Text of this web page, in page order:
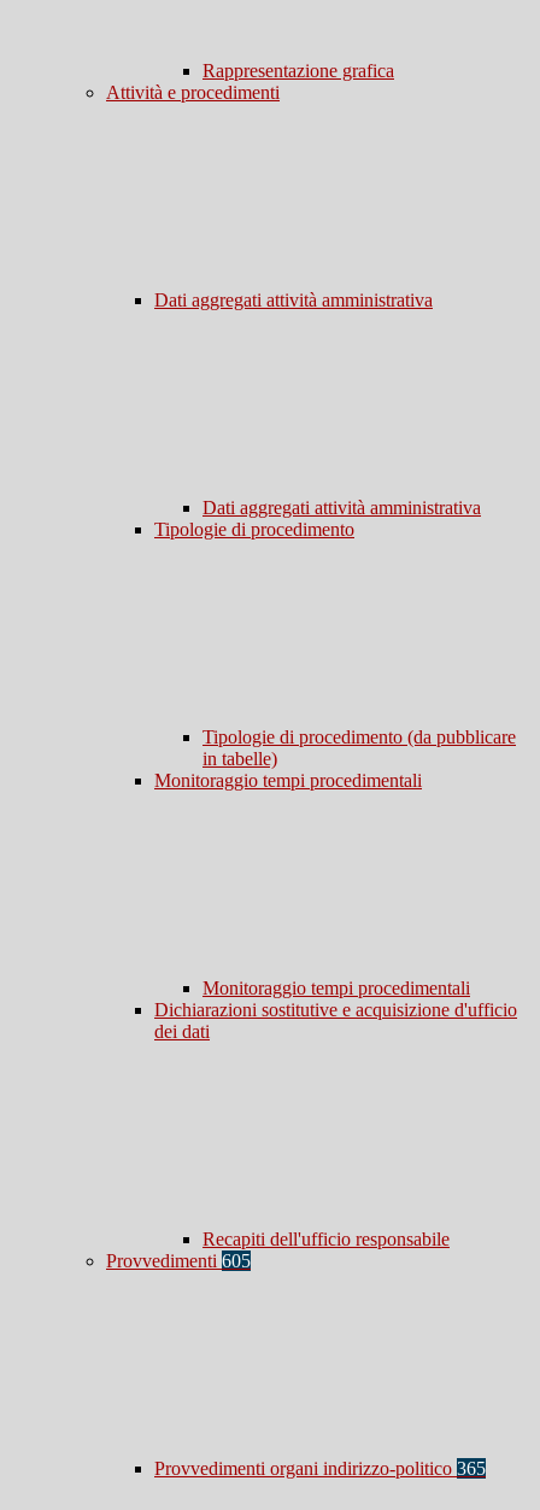
Rappresentazione grafica
Attività e procedimenti
Dati aggregati attività amministrativa
Dati aggregati attività amministrativa
Tipologie di procedimento
Tipologie di procedimento (da pubblicare
in tabelle)
Monitoraggio tempi procedimentali
Monitoraggio tempi procedimentali
Dichiarazioni sostitutive e acquisizione d'ufficio
dei dati
Recapiti dell'ufficio responsabile
Provvedimenti 605
Provvedimenti organi indirizzo-politico 365